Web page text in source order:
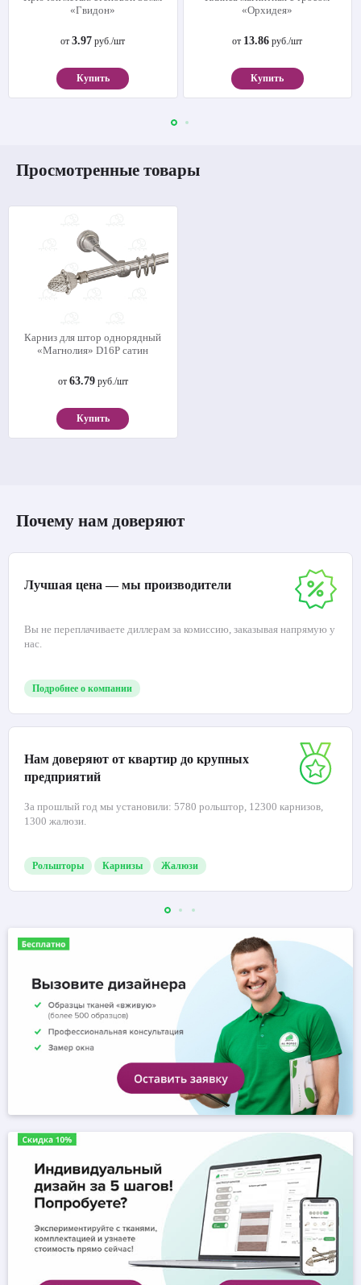
«Гвидон»
от3.97 руб./шт
Купить
«Орхидея»
от 13.86 руб./шт
Купить
Просмотренные товары
Карниз для штор однорядный
«Магнолия» D16Р сатин
от 63.79руб./шт
Купить
Почему нам доверяют
Лучшая цена — мы производители
Вы не переплачиваете диллерам за комиссию, заказывая напрямую у
нас.
Подробнее о компании
Нам доверяют от квартир до крупных
предприятий
За прошлый год мы установили: 5780 рольштор, 12300 карнизов,
1300 жалюзи.
Рольшторы Карнизы Жалюзи